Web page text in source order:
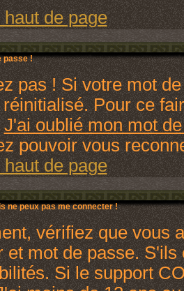
de page
passe !
pas ! Si votre mot
Pour ce
J'ai oublié mon mot
pouvoir vous
de page
ne peux pas me connecter !
vérifiez que vous
et mot de passe.
Si le support